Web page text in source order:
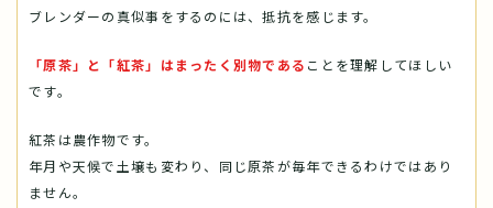
ブレンダーの真似事をするのには、抵抗を感じます。
「原茶」と「紅茶」はまったく別物である ことを理解してほしい
です。
紅茶は農作物です。
年月や天候で土壌も変わり、同じ原茶が毎年できるわけではあり
ません。